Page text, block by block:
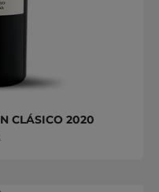
CLÁSICO 2020
oferta